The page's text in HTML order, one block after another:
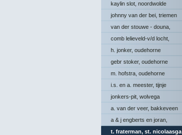
kaylin slot, noordwolde
johnny van der bei, triemen
van der stouwe - douna,
donkerbroek
comb lelieveld-v/d locht,
scherpenzeel
h. jonker, oudehorne
gebr stoker, oudehorne
m. hofstra, oudehorne
i.s. en a. meester, tijnje
jonkers-pit, wolvega
a. van der veer, bakkeveen
a & j engberts en joran,
hoornsterzwaag
t. fraterman, st. nicolaasga